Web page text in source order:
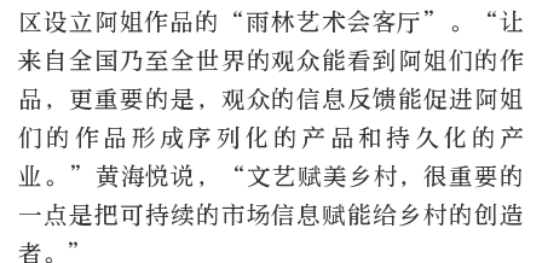
区设立阿姐作品的“雨林艺术会客厅”。“让
来自全国乃至全世界的观众能看到阿姐们的作
品，更重要的是，观众的信息反馈能促进阿姐
们的作品形成序列化的产品和持久化的产
业。”黄海悦说，“文艺赋美乡村，很重要的
一点是把可持续的市场信息赋能给乡村的创造
者。”